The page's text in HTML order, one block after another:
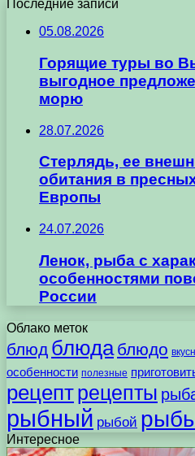
Последние записи
05.08.2026
Горящие туры во
выгодное
морю
28.07.2026
Стерлядь, ее
обитания в
Европы
24.07.2026
Ленок, рыба с
особенностями
России
Облако меток
блюд блюда блюдо
особенности полезные
рецептрецепты
рыбный рыбой
Интересное